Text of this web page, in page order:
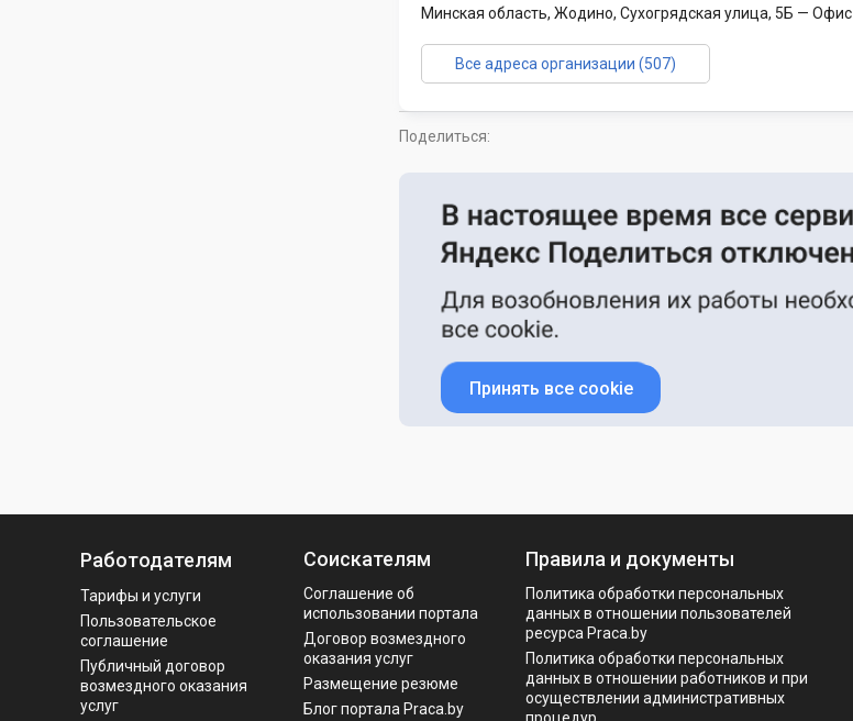
Минская область, Жодино, Сухогрядская улица, 5Б — Офис
Все адреса организации (507)
Поделиться:
Принять все cookie
Работодателям
Тарифы и услуги
Пользовательское
соглашение
Публичный договор
возмездного оказания
услуг
Соискателям
Соглашение об
использовании портала
Договор возмездного
оказания услуг
Размещение резюме
Блог портала Praca.by
Правила и документы
Политика обработки персональных
данных в отношении пользователей
ресурса Praca.by
Политикa обработки персональных
данных в отношении работников и при
осуществлении административных